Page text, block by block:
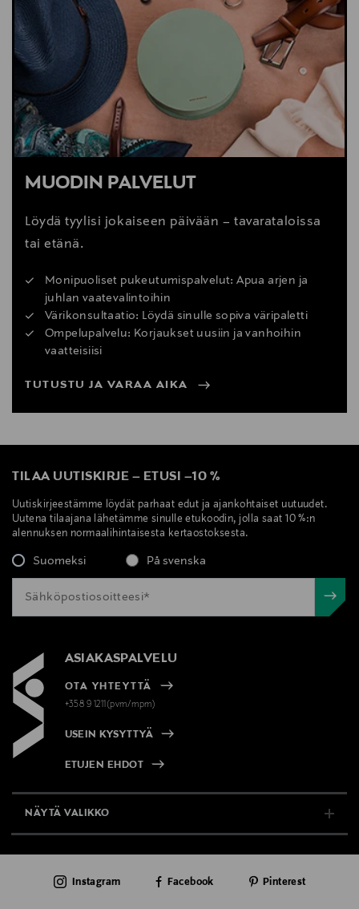
LUE VINKIT
MUODIN PALVELUT
Löydä tyylisi jokaiseen päivään – tavarataloissa
tai etänä.
Monipuoliset pukeutumispalvelut: Apua arjen ja
juhlan vaatevalintoihin
Värikonsultaatio: Löydä sinulle sopiva väripaletti
Ompelupalvelu: Korjaukset uusiin ja vanhoihin
vaatteisiisi
TUTUSTU JA VARAA AIKA
TILAA UUTISKIRJE – ETUSI –10 %
Uutiskirjeestämme löydät parhaat edut ja ajankohtaiset uutuudet.
Uutena tilaajana lähetämme sinulle etukoodin, jolla saat 10 %:n
alennuksen normaalihintaisesta kertaostoksesta.
Suomeksi På svenska
ASIAKASPALVELU
OTA YHTEYTTÄ
+358 9 1211(pvm/mpm)
USEIN KYSYTTYÄ
ETUJEN EHDOT
NÄYTÄ VALIKKO
AJANKOHTAISTA
Instagram Facebook Pinterest